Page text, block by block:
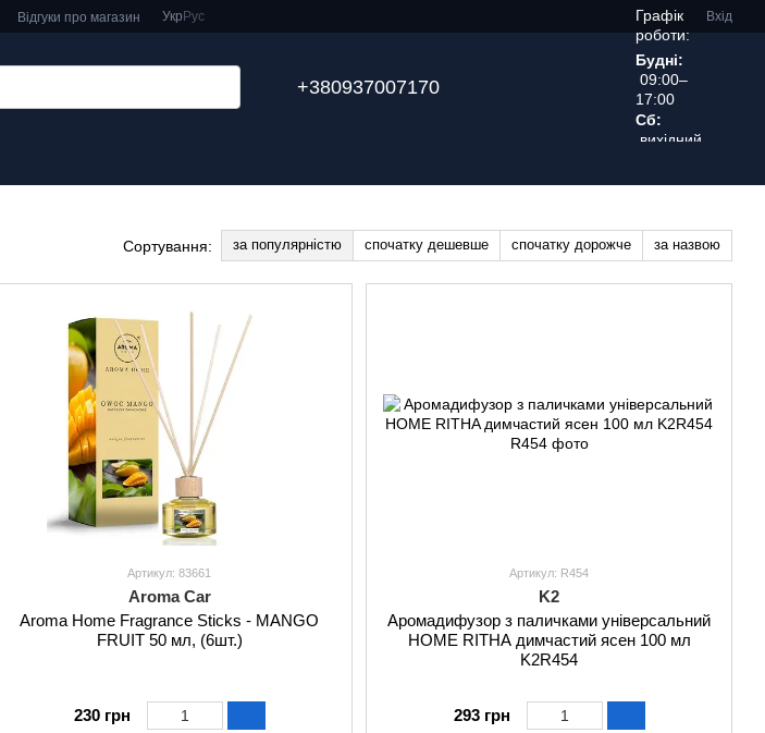
Відгуки про магазин Укр Рус Вхід
+380937007170
Графік
роботи:
Будні:
09:00–
17:00
Сб:
вихідний
Сортування: за популярністю спочатку дешевше спочатку дорожче за назвою
Артикул: 83661
Aroma Car
Aroma Home Fragrance Sticks - MANGO
FRUIT 50 мл, (6шт.)
230 грн
Артикул: R454
K2
Аромадифузор з паличками універсальний
HOME RITHA димчастий ясен 100 мл
K2R454
293 грн